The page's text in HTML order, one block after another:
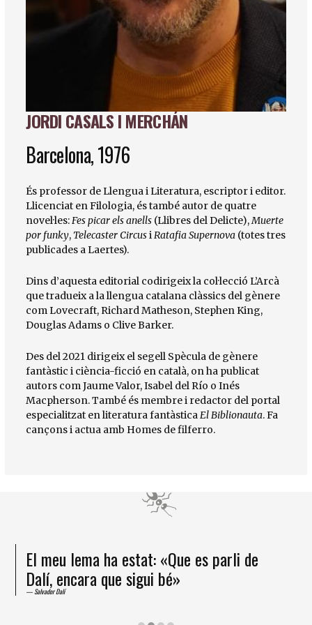
Diapositiva 1 de 1
JORDI CASALS I MERCHÁN
Barcelona, 1976
És professor de Llengua i Literatura, escriptor i editor.
Llicenciat en Filologia, és també autor de quatre
novel·les:Fes picar els anells (Llibres del Delicte),Muerte
por funky, Telecaster CircusiRatafia Supernova (totes tres
publicades a Laertes).
Dins d’aquesta editorial codirigeix la col·lecció L’Arcà
que tradueix a la llengua catalana clàssics del gènere
com Lovecraft, Richard Matheson, Stephen King,
Douglas Adams o Clive Barker.
Des del 2021 dirigeix el segell Spècula de gènere
fantàstic i ciència-ficció en català, on ha publicat
autors com Jaume Valor, Isabel del Río o Inés
Macpherson. També és membre i redactor del portal
especialitzat en literatura fantàsticaEl Biblionauta. Fa
cançons i actua amb Homes de filferro.
El meu lema ha estat: «Que es parli de
Dalí, encara que sigui bé»
Salvador Dalí